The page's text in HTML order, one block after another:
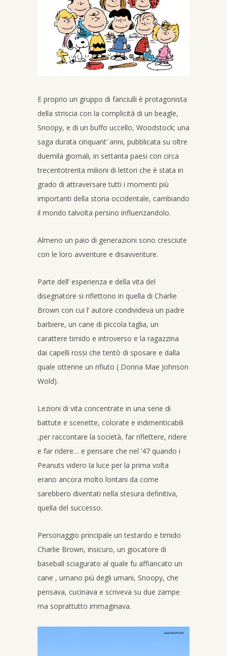
E proprio un gruppo di fanciulli è protagonista
della striscia con la complicità di un beagle,
Snoopy, e di un buffo uccello, Woodstock; una
saga durata cinquant’ anni, pubblicata su oltre
duemila giornali, in settanta paesi con circa
trecentotrenta milioni di lettori che è stata in
grado di attraversare tutti i momenti più
importanti della storia occidentale, cambiando
il mondo talvolta persino influenzandolo.
Almeno un paio di generazioni sono cresciute
con le loro avventure e disavventure.
Parte dell’ esperienza e della vita del
disegnatore si riflettono in quella di Charlie
Brown con cui l’ autore condivideva un padre
barbiere, un cane di piccola taglia, un
carattere timido e introverso e la ragazzina
dai capelli rossi che tentò di sposare e dalla
quale ottenne un rifiuto ( Donna Mae Johnson
Wold).
Lezioni di vita concentrate in una serie di
battute e scenette, colorate e indimenticabili
,per raccontare la società, far riflettere, ridere
e far ridere… e pensare che nel ’47 quando i
Peanuts videro la luce per la prima volta
erano ancora molto lontani da come
sarebbero diventati nella stesura definitiva,
quella del successo.
Personaggio principale un testardo e timido
Charlie Brown, insicuro, un giocatore di
baseball sciagurato al quale fu affiancato un
cane , umano più degli umani, Snoopy, che
pensava, cucinava e scriveva su due zampe
ma soprattutto immaginava.